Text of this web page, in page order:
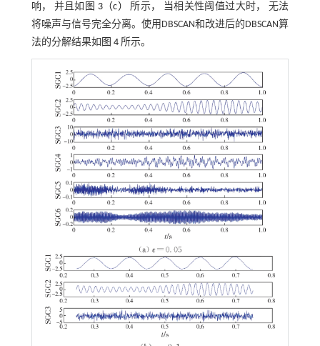
响， 并且如 图 3（c）
所示， 当相关性阈值过大时， 无法
将噪声与信号完全分离。使用DBSCAN和改进后的DBSCAN算
法的分解结果如 图 4所示。